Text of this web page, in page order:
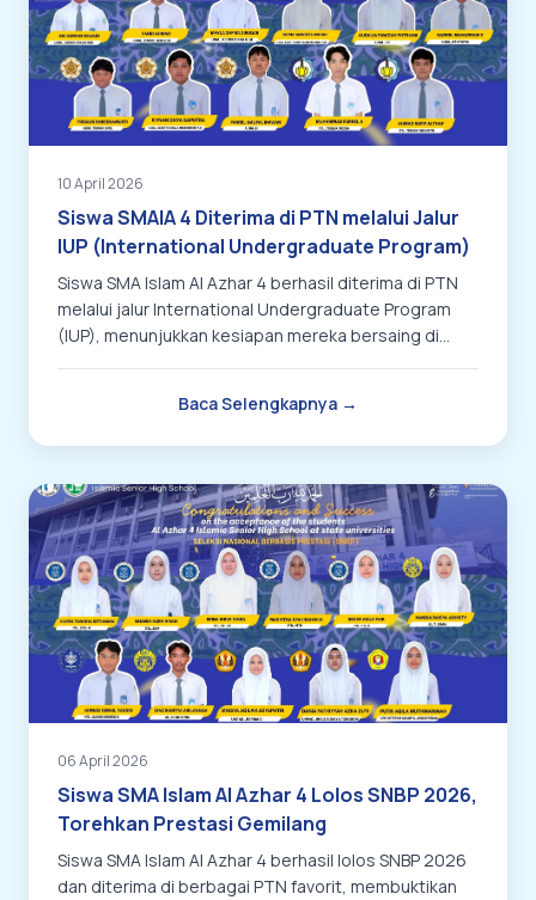
10 April 2026
Siswa SMAIA 4 Diterima di PTN melalui Jalur
IUP (International Undergraduate Program)
Siswa SMA Islam Al Azhar 4 berhasil diterima di PTN
melalui jalur International Undergraduate Program
(IUP), menunjukkan kesiapan mereka bersaing di
Baca Selengkapnya →
06 April 2026
Siswa SMA Islam Al Azhar 4 Lolos SNBP 2026,
Torehkan Prestasi Gemilang
Siswa SMA Islam Al Azhar 4 berhasil lolos SNBP 2026
dan diterima di berbagai PTN favorit, membuktikan